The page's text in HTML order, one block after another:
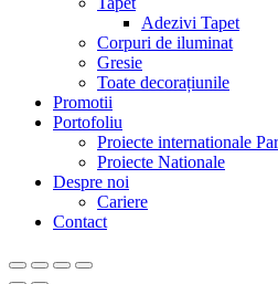
Adezivi Tapet
Corpuri de iluminat
Gresie
Toate decorațiunile
Promotii
Portofoliu
Proiecte internationale
Proiecte Nationale
Despre noi
Cariere
Contact